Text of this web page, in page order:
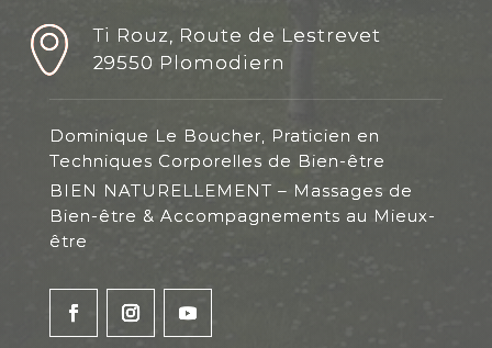
Ti Rouz, Route de Lestrevet
29550 Plomodiern
Dominique Le Boucher, Praticien en
Techniques Corporelles de Bien-être
BIEN NATURELLEMENT – Massages de
Bien-être & Accompagnements au Mieux-
être